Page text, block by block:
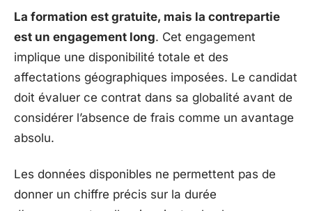
La formation est gratuite, mais la contrepartie
est un engagement long. Cet engagement
implique une disponibilité totale et des
affectations géographiques imposées. Le candidat
doit évaluer ce contrat dans sa globalité avant de
considérer l’absence de frais comme un avantage
absolu.
Les données disponibles ne permettent pas de
donner un chiffre précis sur la durée